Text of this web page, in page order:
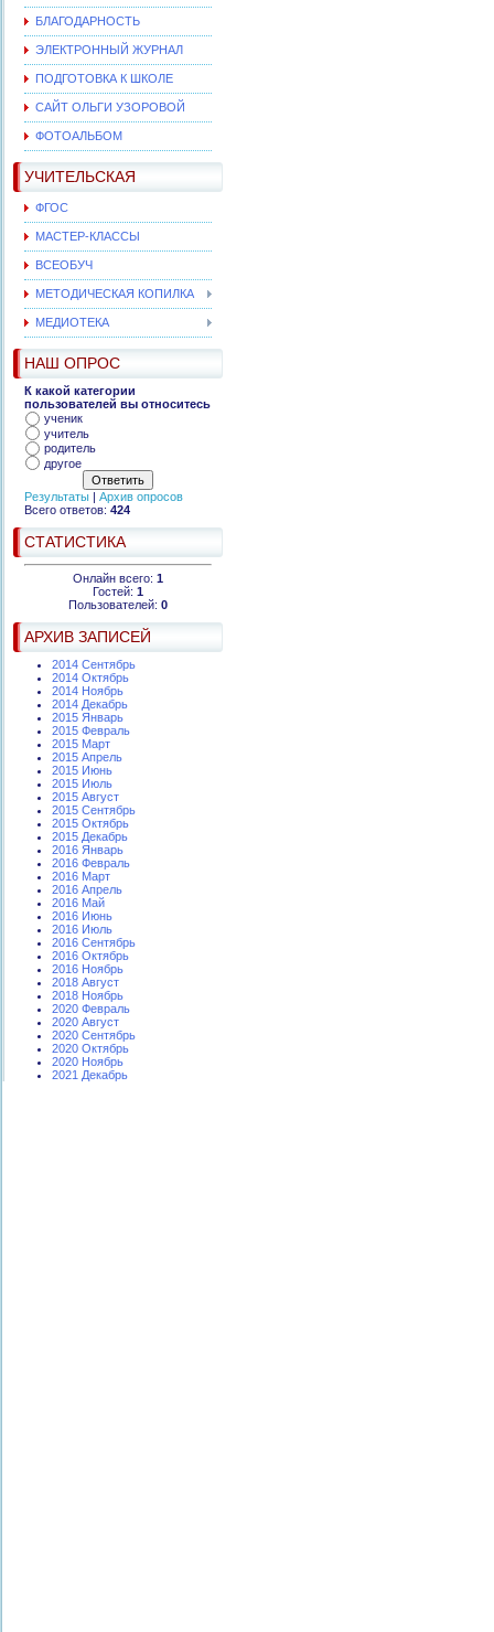
БЛАГОДАРНОСТЬ
ЭЛЕКТРОННЫЙ ЖУРНАЛ
ПОДГОТОВКА К ШКОЛЕ
САЙТ ОЛЬГИ УЗОРОВОЙ
ФОТОАЛЬБОМ
УЧИТЕЛЬСКАЯ
ФГОС
МАСТЕР-КЛАССЫ
ВСЕОБУЧ
МЕТОДИЧЕСКАЯ КОПИЛКА
МЕДИОТЕКА
НАШ ОПРОС
К какой категории
пользователей вы относитесь
ученик
учитель
родитель
другое
Результаты
Архив опросов
Всего ответов: 424
СТАТИСТИКА
Онлайн всего: 1
Гостей: 1
Пользователей: 0
АРХИВ ЗАПИСЕЙ
2014 Сентябрь
2014 Октябрь
2014 Ноябрь
2014 Декабрь
2015 Январь
2015 Февраль
2015 Март
2015 Апрель
2015 Июнь
2015 Июль
2015 Август
2015 Сентябрь
2015 Октябрь
2015 Декабрь
2016 Январь
2016 Февраль
2016 Март
2016 Апрель
2016 Май
2016 Июнь
2016 Июль
2016 Сентябрь
2016 Октябрь
2016 Ноябрь
2018 Август
2018 Ноябрь
2020 Февраль
2020 Август
2020 Сентябрь
2020 Октябрь
2020 Ноябрь
2021 Декабрь